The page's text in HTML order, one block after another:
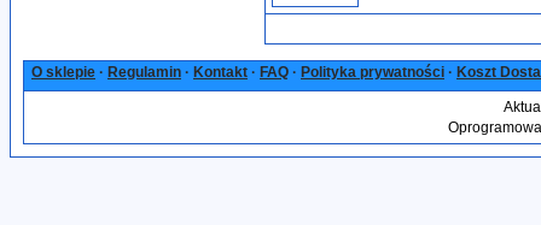
O sklepie · Regulamin · Kontakt · FAQ · Polityka prywatności · Koszt